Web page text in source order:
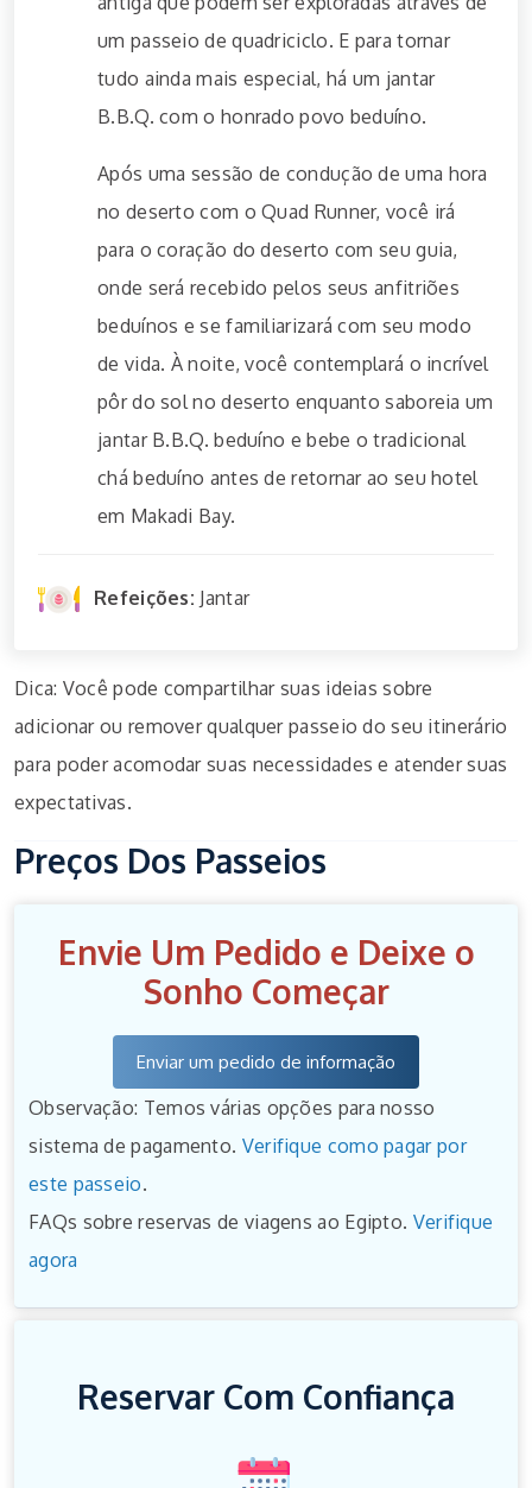
um passeio de quadriciclo. E para tornar
tudo ainda mais especial, há um jantar
B.B.Q. com o honrado povo beduíno.
Após uma sessão de condução de uma hora
no deserto com o Quad Runner, você irá
para o coração do deserto com seu guia,
onde será recebido pelos seus anfitriões
beduínos e se familiarizará com seu modo
de vida. À noite, você contemplará o incrível
pôr do sol no deserto enquanto saboreia um
jantar B.B.Q. beduíno e bebe o tradicional
chá beduíno antes de retornar ao seu hotel
em Makadi Bay.
Refeições: Jantar
Dica: Você pode compartilhar suas ideias sobre
adicionar ou remover qualquer passeio do seu itinerário
para poder acomodar suas necessidades e atender suas
expectativas.
Preços Dos Passeios
Envie Um Pedido e Deixe o
Sonho Começar
Enviar um pedido de informação
Observação: Temos várias opções para nosso
sistema de pagamento. Verifique como pagar por
este passeio.
FAQs sobre reservas de viagens ao Egipto. Verifique
agora
Reservar Com Confiança